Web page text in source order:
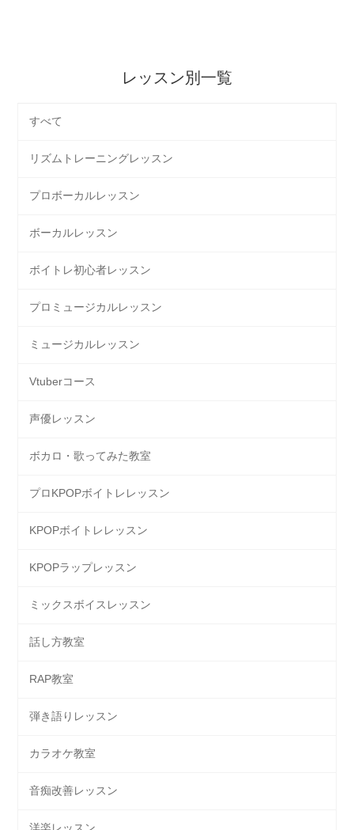
レッスン別一覧
すべて
リズムトレーニングレッスン
プロボーカルレッスン
ボーカルレッスン
ボイトレ初心者レッスン
プロミュージカルレッスン
ミュージカルレッスン
Vtuberコース
声優レッスン
ボカロ・歌ってみた教室
プロKPOPボイトレレッスン
KPOPボイトレレッスン
KPOPラップレッスン
ミックスボイスレッスン
話し方教室
RAP教室
弾き語りレッスン
カラオケ教室
音痴改善レッスン